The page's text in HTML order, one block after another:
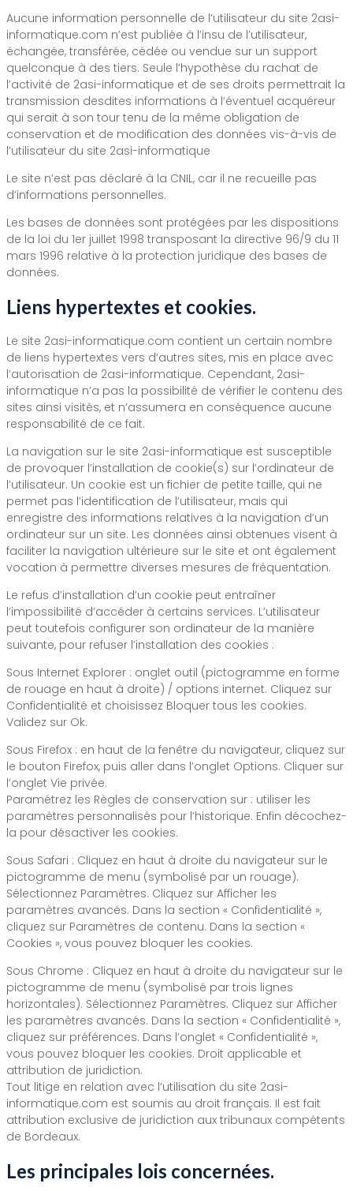
Aucune information personnelle de l’utilisateur du site 2asi-
informatique.com n’est publiée à l’insu de l’utilisateur,
échangée, transférée, cédée ou vendue sur un support
quelconque à des tiers. Seule l’hypothèse du rachat de
l’activité de 2asi-informatique et de ses droits permettrait la
transmission desdites informations à l’éventuel acquéreur
qui serait à son tour tenu de la même obligation de
conservation et de modification des données vis-à-vis de
l’utilisateur du site 2asi-informatique
Le site n’est pas déclaré à la CNIL, car il ne recueille pas
d’informations personnelles.
Les bases de données sont protégées par les dispositions
de la loi du 1er juillet 1998 transposant la directive 96/9 du 11
mars 1996 relative à la protection juridique des bases de
données.
Liens hypertextes et cookies.
Le site 2asi-informatique.com contient un certain nombre
de liens hypertextes vers d’autres sites, mis en place avec
l’autorisation de 2asi-informatique. Cependant, 2asi-
informatique n’a pas la possibilité de vérifier le contenu des
sites ainsi visités, et n’assumera en conséquence aucune
responsabilité de ce fait.
La navigation sur le site 2asi-informatique est susceptible
de provoquer l’installation de cookie(s) sur l’ordinateur de
l’utilisateur. Un cookie est un fichier de petite taille, qui ne
permet pas l’identification de l’utilisateur, mais qui
enregistre des informations relatives à la navigation d’un
ordinateur sur un site. Les données ainsi obtenues visent à
faciliter la navigation ultérieure sur le site et ont également
vocation à permettre diverses mesures de fréquentation.
Le refus d’installation d’un cookie peut entraîner
l’impossibilité d’accéder à certains services. L’utilisateur
peut toutefois configurer son ordinateur de la manière
suivante, pour refuser l’installation des cookies :
Sous Internet Explorer : onglet outil (pictogramme en forme
de rouage en haut à droite) / options internet. Cliquez sur
Confidentialité et choisissez Bloquer tous les cookies.
Validez sur Ok.
Sous Firefox : en haut de la fenêtre du navigateur, cliquez sur
le bouton Firefox, puis aller dans l’onglet Options. Cliquer sur
l’onglet Vie privée.
Paramétrez les Règles de conservation sur : utiliser les
paramètres personnalisés pour l’historique. Enfin décochez-
la pour désactiver les cookies.
Sous Safari : Cliquez en haut à droite du navigateur sur le
pictogramme de menu (symbolisé par un rouage).
Sélectionnez Paramètres. Cliquez sur Afficher les
paramètres avancés. Dans la section « Confidentialité »,
cliquez sur Paramètres de contenu. Dans la section «
Cookies », vous pouvez bloquer les cookies.
Sous Chrome : Cliquez en haut à droite du navigateur sur le
pictogramme de menu (symbolisé par trois lignes
horizontales). Sélectionnez Paramètres. Cliquez sur Afficher
les paramètres avancés. Dans la section « Confidentialité »,
cliquez sur préférences. Dans l’onglet « Confidentialité »,
vous pouvez bloquer les cookies. Droit applicable et
attribution de juridiction.
Tout litige en relation avec l’utilisation du site 2asi-
informatique.com est soumis au droit français. Il est fait
attribution exclusive de juridiction aux tribunaux compétents
de Bordeaux.
Les principales lois concernées.